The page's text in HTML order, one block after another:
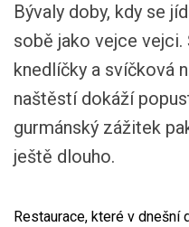
Bývaly doby, kdy se
sobě jako vejce vejci.
knedlíčky a svíčková
naštěstí dokáží
gurmánský zážitek
ještě dlouho.
Restaurace, které v